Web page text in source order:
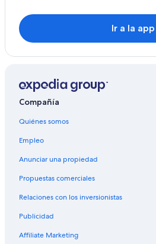
Ir a la app
Compañía
Quiénes somos
Empleo
Anunciar una propiedad
Propuestas comerciales
Relaciones con los inversionistas
Publicidad
Affiliate Marketing